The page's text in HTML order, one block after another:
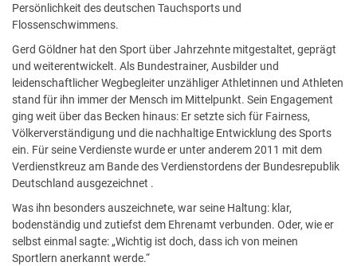
Persönlichkeit des deutschen Tauchsports und
Flossenschwimmens.
Gerd Göldner hat den Sport über Jahrzehnte mitgestaltet, geprägt
und weiterentwickelt. Als Bundestrainer, Ausbilder und
leidenschaftlicher Wegbegleiter unzähliger Athletinnen und Athleten
stand für ihn immer der Mensch im Mittelpunkt. Sein Engagement
ging weit über das Becken hinaus: Er setzte sich für Fairness,
Völkerverständigung und die nachhaltige Entwicklung des Sports
ein. Für seine Verdienste wurde er unter anderem 2011 mit dem
Verdienstkreuz am Bande des Verdienstordens der Bundesrepublik
Deutschland ausgezeichnet .
Was ihn besonders auszeichnete, war seine Haltung: klar,
bodenständig und zutiefst dem Ehrenamt verbunden. Oder, wie er
selbst einmal sagte: „Wichtig ist doch, dass ich von meinen
Sportlern anerkannt werde.“